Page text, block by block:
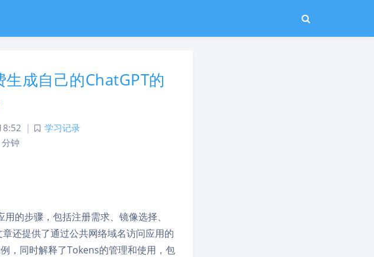
生成自己的ChatGPT的
|
学习记录
钟
的步骤，包括注册需求、镜像选择、
还提供了通过公共网络域名访问应用的
，同时解释了Tokens的管理和使用，包